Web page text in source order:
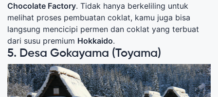
Chocolate Factory. Tidak hanya berkeliling untuk
melihat proses pembuatan coklat, kamu juga bisa
langsung mencicipi permen dan coklat yang terbuat
dari susu premium Hokkaido.
5. Desa Gokayama (Toyama)